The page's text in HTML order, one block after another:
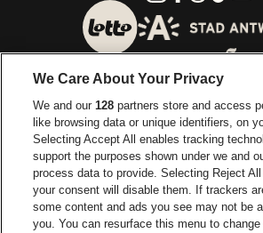
Visitez le site de
Visitez le site de Coca-
Visitez le site de
We Care About Your Privacy
We and our128 partners store and access
like browsing data or unique identifiers, on
Selecting Accept All enables tracking
support the purposes shown under we and
process data to provide. Selecting Reject
your consent will disable them. If trackers
some content and ads you see may not be
you. You can resurface this menu to